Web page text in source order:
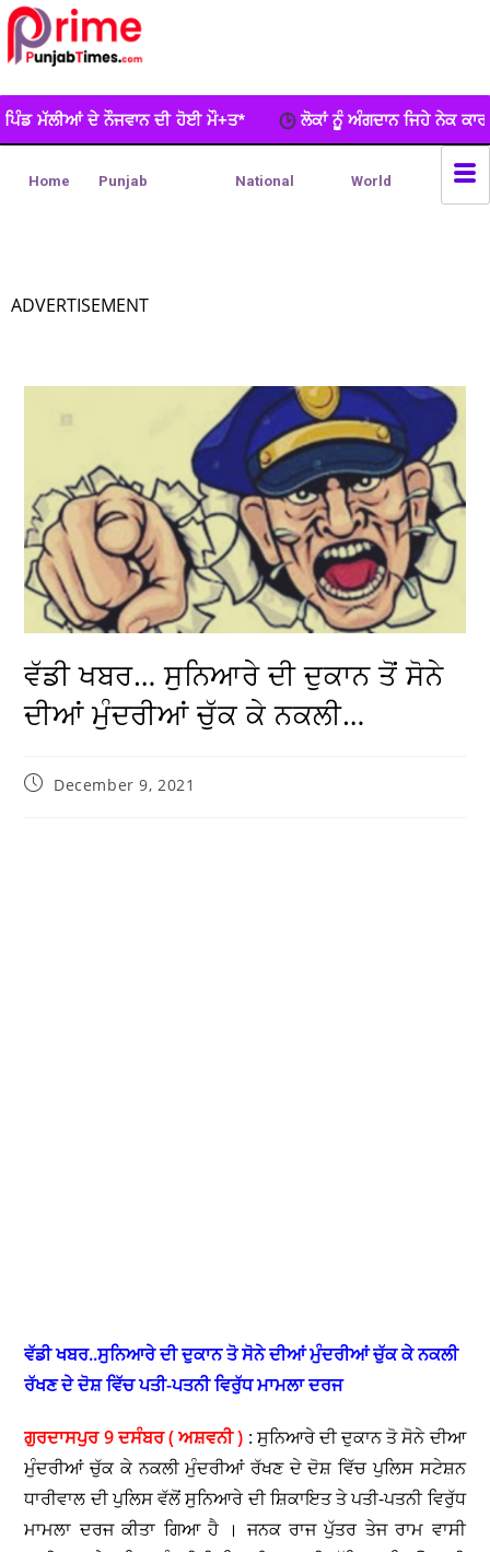
ਹੋਈ ਮੌ+ਤ* ਲੋਕਾਂ ਨੂੂੰ ਅੰਗਦਾਨ ਜਿਹੇ ਨੇਕ ਕਾਰਜ ਲਈ ਵਧ-ਚੜ੍ਹਕੇ ਅੱਗੇ
Home Punjab National World
ADVERTISEMENT
ਵੱਡੀ ਖਬਰ… ਸੁਨਿਆਰੇ ਦੀ ਦੁਕਾਨ ਤੋਂ ਸੋਨੇ
ਦੀਆਂ ਮੁੰਦਰੀਆਂ ਚੁੱਕ ਕੇ ਨਕਲੀ…
December 9, 2021
ਵੱਡੀ ਖਬਰ..ਸੁਨਿਆਰੇ ਦੀ ਦੁਕਾਨ ਤੋ ਸੋਨੇ ਦੀਆਂ ਮੁੰਦਰੀਆਂ ਚੁੱਕ ਕੇ ਨਕਲੀ
ਰੱਖਣ ਦੇ ਦੋਸ਼ ਵਿੱਚ ਪਤੀ-ਪਤਨੀ ਵਿਰੁੱਧ ਮਾਮਲਾ ਦਰਜ
ਗੁਰਦਾਸਪੁਰ 9 ਦਸੰਬਰ ( ਅਸ਼ਵਨੀ ) : ਸੁਨਿਆਰੇ ਦੀ ਦੁਕਾਨ ਤੋ ਸੋਨੇ ਦੀਆ
ਮੁੰਦਰੀਆਂ ਚੁੱਕ ਕੇ ਨਕਲੀ ਮੁੰਦਰੀਆਂ ਰੱਖਣ ਦੇ ਦੋਸ਼ ਵਿੱਚ ਪੁਲਿਸ ਸਟੇਸ਼ਨ
ਧਾਰੀਵਾਲ ਦੀ ਪੁਲਿਸ ਵੱਲੋਂ ਸੁਨਿਆਰੇ ਦੀ ਸ਼ਿਕਾਇਤ ਤੇ ਪਤੀ-ਪਤਨੀ ਵਿਰੁੱਧ
ਮਾਮਲਾ ਦਰਜ ਕੀਤਾ ਗਿਆ ਹੈ । ਜਨਕ ਰਾਜ ਪੁੱਤਰ ਤੇਜ ਰਾਮ ਵਾਸੀ